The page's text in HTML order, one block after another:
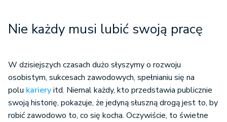
Nie każdy musi lubić swoją pracę
W dzisiejszych czasach dużo słyszymy o rozwoju
osobistym, sukcesach zawodowych, spełnianiu się na
polu karieryitd. Niemal każdy, kto przedstawia publicznie
swoją historię, pokazuje, że jedyną słuszną drogą jest to, by
robić zawodowo to, co się kocha. Oczywiście, to świetne